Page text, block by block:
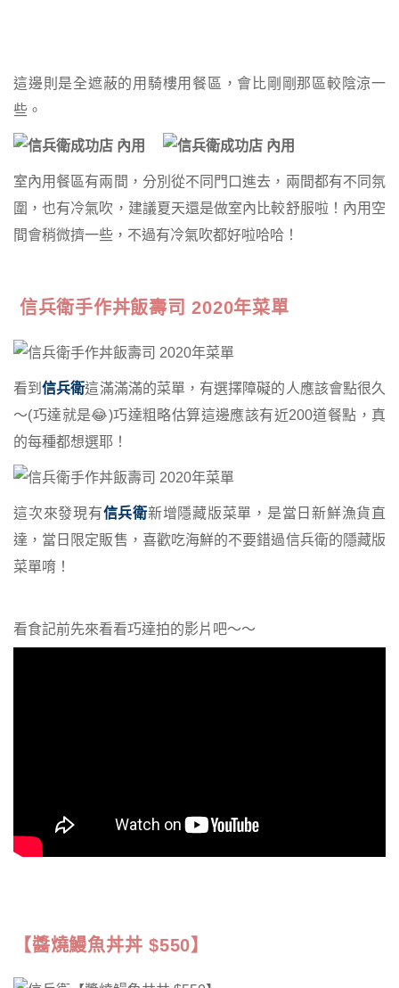
這邊則是全遮蔽的用騎樓用餐區，會比剛剛那區較陰涼一
些。
室內用餐區有兩間，分別從不同門口進去，兩間都有不同氛
圍，也有冷氣吹，建議夏天還是做室內比較舒服啦！內用空
間會稍微擠一些，不過有冷氣吹都好啦哈哈！
信兵衛手作丼飯壽司 2020年菜單
看到信兵衛這滿滿滿的菜單，有選擇障礙的人應該會點很久
～(巧達就是😂)巧達粗略估算這邊應該有近200道餐點，真
的每種都想選耶！
這次來發現有信兵衛新增隱藏版菜單，是當日新鮮漁貨直
達，當日限定販售，喜歡吃海鮮的不要錯過信兵衛的隱藏版
菜單唷！
看食記前先來看看巧達拍的影片吧～～
【醬燒鰻魚丼丼 $550】